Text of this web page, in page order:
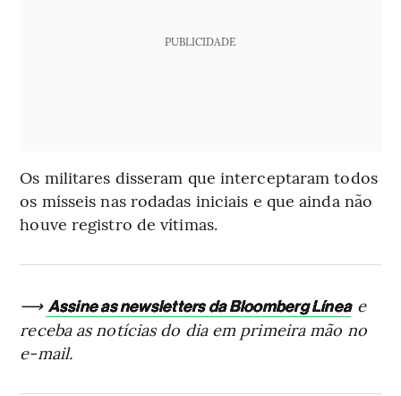
PUBLICIDADE
Os militares disseram que interceptaram todos
os mísseis nas rodadas iniciais e que ainda não
houve registro de vítimas.
⟶ Assine as newsletters da Bloomberg Línea e
receba as notícias do dia em primeira mão no
e-mail.